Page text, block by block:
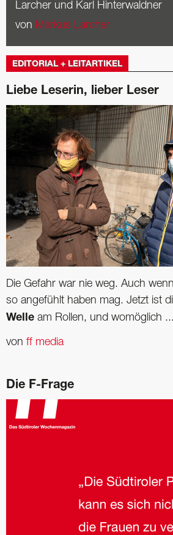
Larcher und Karl Hinterwaldner
von Markus Larcher
EDITORIAL + LEITARTIKEL
Liebe Leserin, lieber Leser
Die Gefahr war nie weg. Auch
so angefühlt haben mag. Jetzt ist
Welle am Rollen, und womöglich ...
von ff media
Die F-Frage